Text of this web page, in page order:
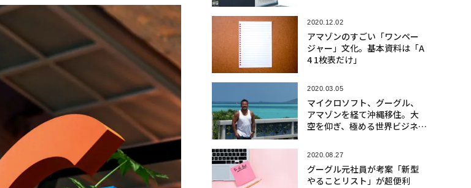
2020.12.02
アマゾンのすごい「ワンペー
ジャー」文化。基本資料は「A
4 1枚表だけ」
2020.03.05
マイクロソフト、グーグル、
アマゾンを経て沖縄移住。大
空を仰ぎ、極める世界ビジネス
2020.08.27
グーグル元社員が考案「新型
やることリスト」が超便利